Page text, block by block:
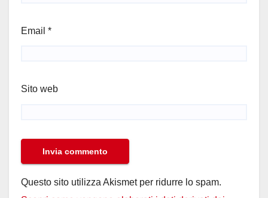
Email *
Sito web
Questo sito utilizza Akismet per ridurre lo spam.